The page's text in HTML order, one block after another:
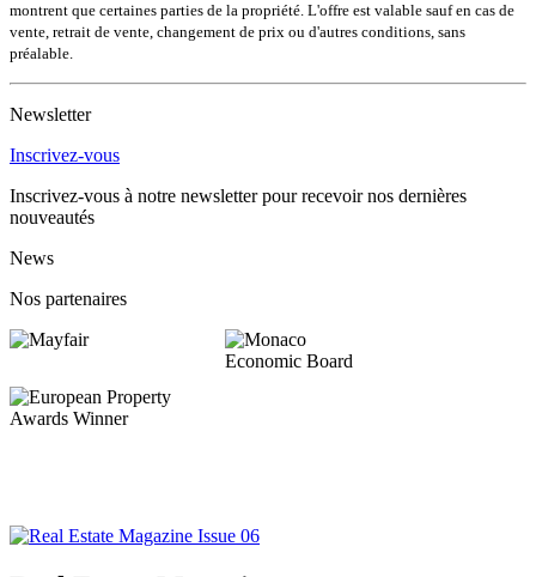
montrent que certaines parties de la propriété. L'offre est valable sauf en cas de
vente, retrait de vente, changement de prix ou d'autres conditions, sans
préalable.
Newsletter
Inscrivez-vous
Inscrivez-vous à notre newsletter pour recevoir nos dernières
nouveautés
News
Nos partenaires